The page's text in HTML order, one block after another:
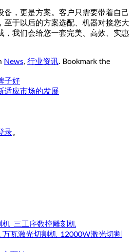
备，更是方案。客户只需要带着自己
至于以后的方案选配、机器对接您大
，我们会给您一套完美、高效、实惠
News, 行业资讯. Bookmark the
子好
适应市场的发展
录。
_三工序数控雕刻机
万瓦激光切割机_12000W激光切割